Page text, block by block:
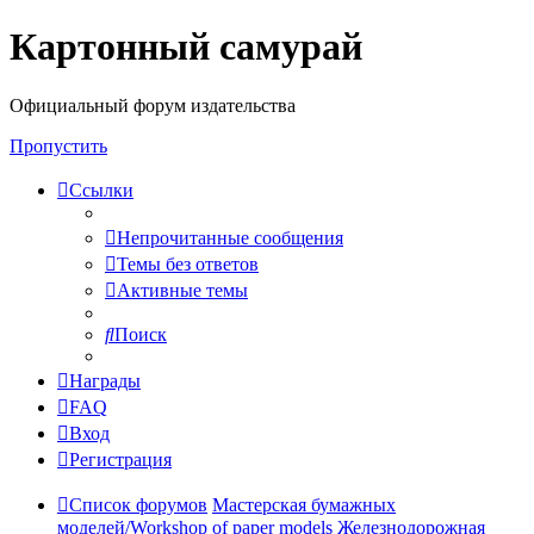
Регистрация
Картонный самурай
Официальный форум издательства
Пропустить
Ссылки
Непрочитанные сообщения
Темы без ответов
Активные темы
Поиск
Награды
FAQ
Вход
Регистрация
Список форумов Мастерская бумажных
моделей/Workshop of paper models Железнодорожная